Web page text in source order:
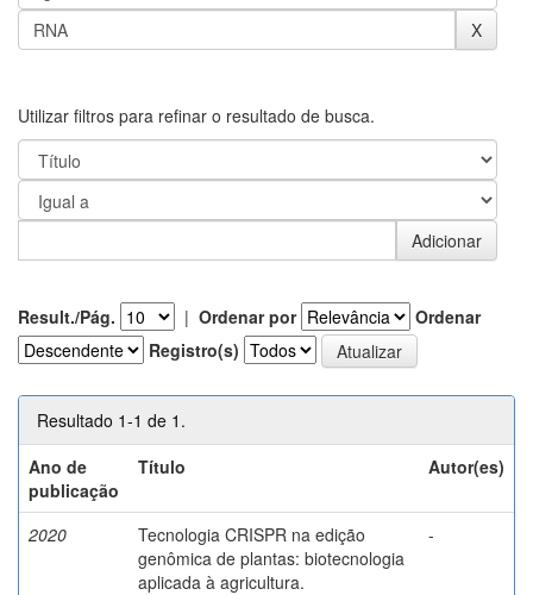
Utilizar filtros para refinar o resultado de busca.
Result./Pág. | Ordenar por
Ordenar
Registro(s)
Resultado 1-1 de 1.
Ano de
publicação
Título Autor(es)
2020
Tecnologia CRISPR na edição
genômica de plantas: biotecnologia
aplicada à agricultura.
-